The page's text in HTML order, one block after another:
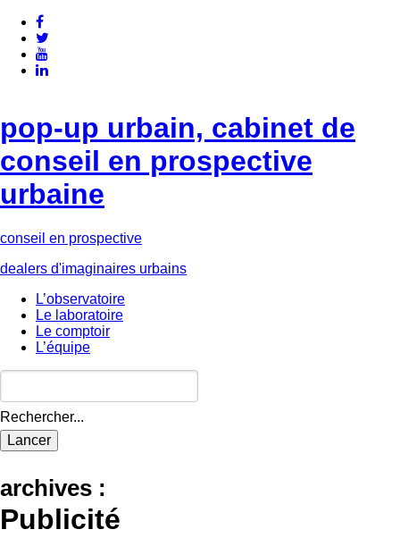
pop-up urbain, cabinet de
conseil en prospective
urbaine
conseil en prospective
dealers d'imaginaires urbains
L’observatoire
Le laboratoire
Le comptoir
L’équipe
Rechercher...
archives :
Publicité